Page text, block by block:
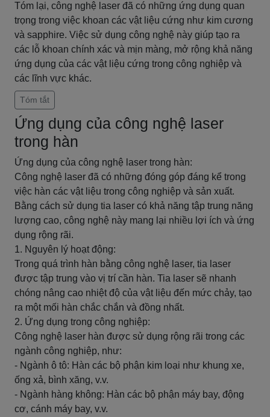
Tóm lại, công nghệ laser đã có những ứng dụng quan
trọng trong việc khoan các vật liệu cứng như kim cương
và sapphire. Việc sử dụng công nghệ này giúp tạo ra
các lỗ khoan chính xác và mịn màng, mở rộng khả năng
ứng dụng của các vật liệu cứng trong công nghiệp và
các lĩnh vực khác.
Tóm tắt
Ứng dụng của công nghệ laser
trong hàn
Ứng dụng của công nghệ laser trong hàn:
Công nghệ laser đã có những đóng góp đáng kể trong
việc hàn các vật liệu trong công nghiệp và sản xuất.
Bằng cách sử dụng tia laser có khả năng tập trung năng
lượng cao, công nghệ này mang lại nhiều lợi ích và ứng
dụng rộng rãi.
1. Nguyên lý hoạt động:
Trong quá trình hàn bằng công nghệ laser, tia laser
được tập trung vào vị trí cần hàn. Tia laser sẽ nhanh
chóng nâng cao nhiệt độ của vật liệu đến mức chảy, tạo
ra một mối hàn chắc chắn và đồng nhất.
2. Ứng dụng trong công nghiệp:
Công nghệ laser hàn được sử dụng rộng rãi trong các
ngành công nghiệp, như:
- Ngành ô tô: Hàn các bộ phận kim loại như khung xe,
ống xả, bình xăng, v.v.
- Ngành hàng không: Hàn các bộ phận máy bay, động
cơ, cánh máy bay, v.v.